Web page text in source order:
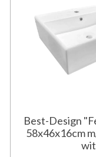
Best-Design
58x46x16cm
wit